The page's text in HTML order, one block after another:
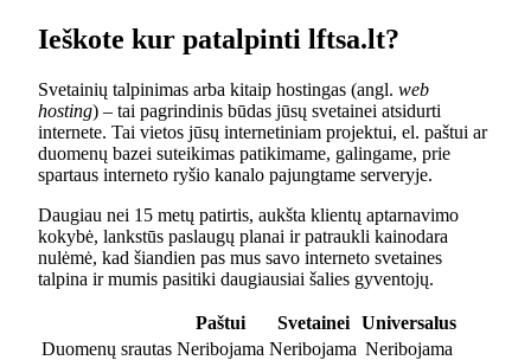
Ieškote kur patalpinti lftsa.lt?
Svetainių talpinimas arba kitaip hostingas (angl. web
hosting) – tai pagrindinis būdas jūsų svetainei atsidurti
internete. Tai vietos jūsų internetiniam projektui, el. paštui ar
duomenų bazei suteikimas patikimame, galingame, prie
spartaus interneto ryšio kanalo pajungtame serveryje.
Daugiau nei 15 metų patirtis, aukšta klientų aptarnavimo
kokybė, lankstūs paslaugų planai ir patraukli kainodara
nulėmė, kad šiandien pas mus savo interneto svetaines
talpina ir mumis pasitiki daugiausiai šalies gyventojų.
Paštui Svetainei
Universalus
Duomenų srautas Neribojama Neribojama Neribojama